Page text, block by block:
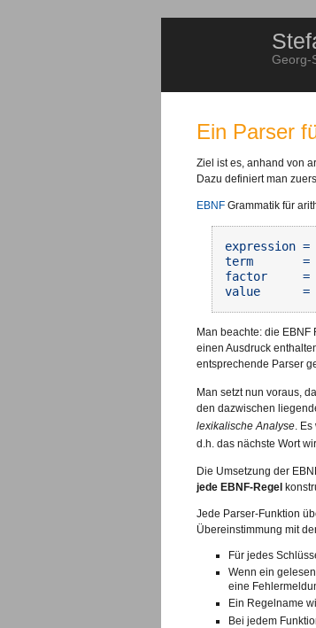
Georg-
Ein Parser
Ziel ist es, anhand von
Dazu definiert man
EBNF Grammatik für
expression
term
factor     =
Man beachte: die
einen Ausdruck
entsprechende Parser
Man setzt nun voraus,
den dazwischen
lexikalische Analyse.
d.h. das nächste Wort
Die Umsetzung der
jede EBNF-Regel
Jede Parser-Funktion
Übereinstimmung mit
Für jedes
Wenn ein
eine
Ein Regelname
Bei jedem